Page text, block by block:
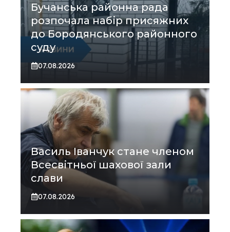
Бучанська районна рада
розпочала набір присяжних
до Бородянського районного
суду
07.08.2026
Василь Іванчук стане членом
Всесвітньої шахової зали
слави
07.08.2026